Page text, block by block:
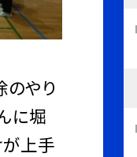
のやり
に堀
上手